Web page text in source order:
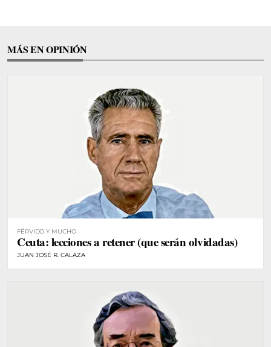
MÁS EN OPINIÓN
FÉRVIDO Y MUCHO
Ceuta: lecciones a retener (que serán olvidadas)
JUAN JOSÉ R. CALAZA